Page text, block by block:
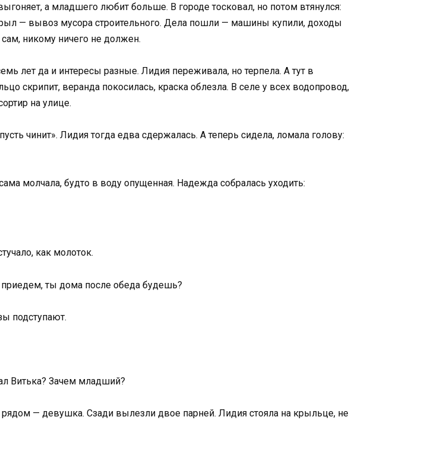
а младшего любит больше. В городе тосковал, но потом втянулся:
— вывоз мусора строительного. Дела пошли — машины купили, доходы
никому ничего не должен.
лет да и интересы разные. Лидия переживала, но терпела. А тут в
скрипит, веранда покосилась, краска облезла. В селе у всех водопровод,
на улице.
чинит». Лидия тогда едва сдержалась. А теперь сидела, ломала голову:
молчала, будто в воду опущенная. Надежда собралась уходить:
как молоток.
ты дома после обеда будешь?
подступают.
Витька? Зачем младший?
— девушка. Сзади вылезли двое парней. Лидия стояла на крыльце, не